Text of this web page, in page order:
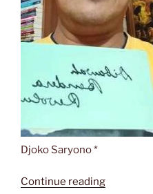
Djoko Saryono *
Continue reading“DIBAWAH